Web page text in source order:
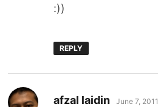
:))
REPLY
afzal laidin says:
June 7,